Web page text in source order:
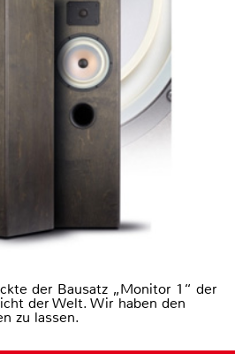
der Bausatz „Monitor 1“ der
der Welt. Wir haben den
zu lassen.